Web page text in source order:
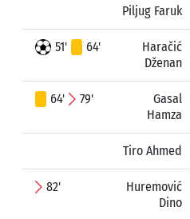
Piljug Faruk
51' 64'
Haračić
Dženan
64' 79'
Gasal
Hamza
Tiro Ahmed
82'
Huremović
Dino